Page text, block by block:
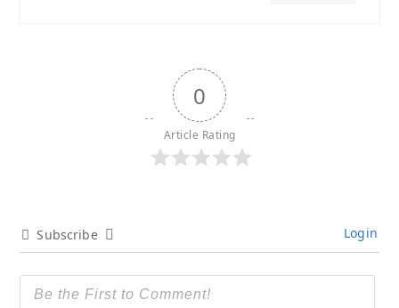
0
Article Rating
Subscribe Login